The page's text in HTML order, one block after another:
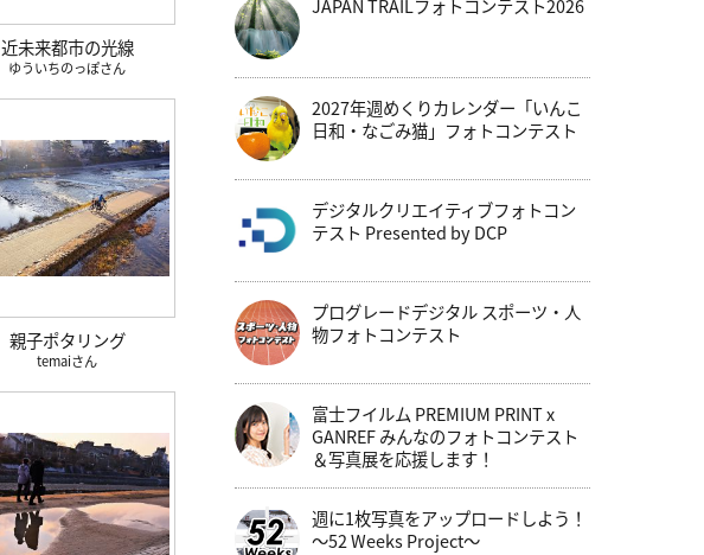
近未来都市の光線
ゆういちのっぽ
親子ポタリング
temai
JAPAN TRAILフォトコンテスト2026
2027年週めくりカレンダー「いんこ
日和・なごみ猫」フォトコンテスト
デジタルクリエイティブフォトコン
テスト Presented by DCP
プログレードデジタル スポーツ・人
物フォトコンテスト
富士フイルム PREMIUM PRINT x
GANREF みんなのフォトコンテスト
＆写真展を応援します！
週に1枚写真をアップロードしよう！
～52 Weeks Project～